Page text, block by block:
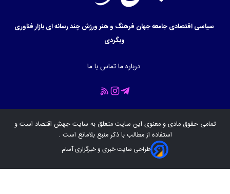
سیاسیاقتصادیجامعهجهان فرهنگ و هنرورزشچند رسانه ایبازارفناوری
وبگردی
درباره ماتماس با ما
تمامی حقوق مادی و معنوی این سایت متعلق به سایتجهش اقتصاد است و
استفاده از مطالب با ذکر منبع بلامانع است .
طراحی سایت خبری و خبرگزاری آسام